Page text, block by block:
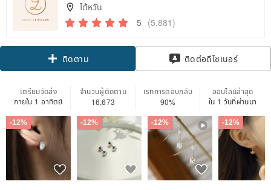
ไต้หวัน
5 (5,881)
ติดตาม ติดต่อดีไซเนอร์
เตรียมจัดส่ง
ภายใน 1 อาทิตย์
จำนวนผู้ติดตาม
16,673
เรทการตอบกลับ
90%
ออนไลน์ล่าสุด
ใน 1 วันที่ผ่านมา
-12% -12% -12% -12%